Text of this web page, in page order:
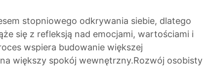
stopniowego odkrywania siebie, dlatego
się z refleksją nad emocjami, wartościami i
wspiera budowanie większej
większy spokój wewnętrzny.Rozwój osobisty